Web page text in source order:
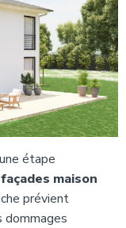
étape
façades maison
prévient
dommages